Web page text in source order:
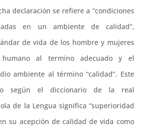
declaración se refiere a “condiciones
en un ambiente de calidad”,
de vida de los hombre y mujeres
humano al termino adecuado y el
ambiente al término “calidad”. Este
según el diccionario de la real
de la Lengua significa “superioridad
su acepción de calidad de vida como